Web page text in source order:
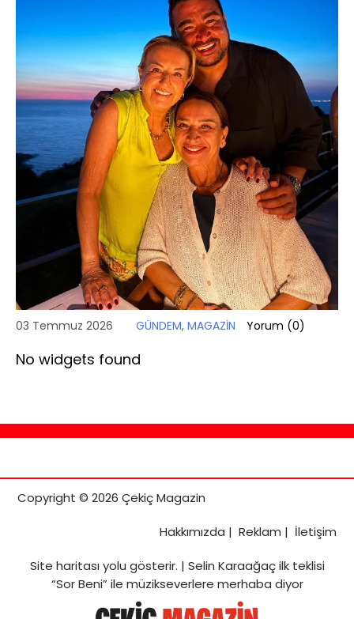
03 Temmuz 2026 GÜNDEM, MAGAZİN Yorum (0)
No widgets found
Copyright © 2026 Çekiç Magazin
Hakkımızda | Reklam | İletişim
Site haritasıyolu gösterir. | Selin Karaağaç ilk teklisi
“Sor Beni” ile müzikseverlere merhaba diyor